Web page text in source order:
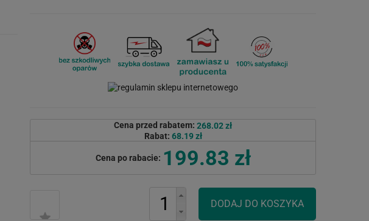
Cena przed rabatem: 268.02 zł
Rabat: 68.19 zł
Cena po rabacie: 199.83 zł